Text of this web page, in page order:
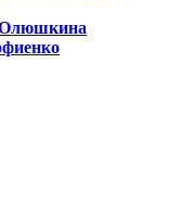
Олюшкина